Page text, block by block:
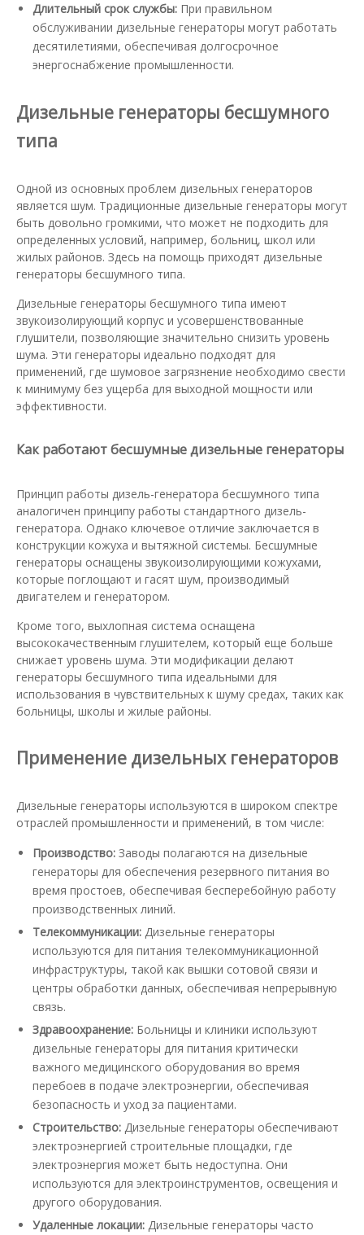
Длительный срок службы: При правильном
обслуживании дизельные генераторы могут работать
десятилетиями, обеспечивая долгосрочное
энергоснабжение промышленности.
Дизельные генераторы бесшумного
типа
Одной из основных проблем дизельных генераторов
является шум. Традиционные дизельные генераторы могут
быть довольно громкими, что может не подходить для
определенных условий, например, больниц, школ или
жилых районов. Здесь на помощь приходят дизельные
генераторы бесшумного типа.
Дизельные генераторы бесшумного типа имеют
звукоизолирующий корпус и усовершенствованные
глушители, позволяющие значительно снизить уровень
шума. Эти генераторы идеально подходят для
применений, где шумовое загрязнение необходимо свести
к минимуму без ущерба для выходной мощности или
эффективности.
Как работают бесшумные дизельные генераторы
Принцип работы дизель-генератора бесшумного типа
аналогичен принципу работы стандартного дизель-
генератора. Однако ключевое отличие заключается в
конструкции кожуха и вытяжной системы. Бесшумные
генераторы оснащены звукоизолирующими кожухами,
которые поглощают и гасят шум, производимый
двигателем и генератором.
Кроме того, выхлопная система оснащена
высококачественным глушителем, который еще больше
снижает уровень шума. Эти модификации делают
генераторы бесшумного типа идеальными для
использования в чувствительных к шуму средах, таких как
больницы, школы и жилые районы.
Применение дизельных генераторов
Дизельные генераторы используются в широком спектре
отраслей промышленности и применений, в том числе:
Производство: Заводы полагаются на дизельные
генераторы для обеспечения резервного питания во
время простоев, обеспечивая бесперебойную работу
производственных линий.
Телекоммуникации: Дизельные генераторы
используются для питания телекоммуникационной
инфраструктуры, такой как вышки сотовой связи и
центры обработки данных, обеспечивая непрерывную
связь.
Здравоохранение: Больницы и клиники используют
дизельные генераторы для питания критически
важного медицинского оборудования во время
перебоев в подаче электроэнергии, обеспечивая
безопасность и уход за пациентами.
Строительство: Дизельные генераторы обеспечивают
электроэнергией строительные площадки, где
электроэнергия может быть недоступна. Они
используются для электроинструментов, освещения и
другого оборудования.
Удаленные локации: Дизельные генераторы часто